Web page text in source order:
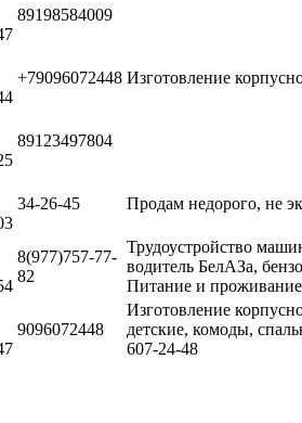
89198584009
+79096072448 Изготовление
89123497804
34-26-45 Продам недорого, не
8(977)757-77-
82
Трудоустройство
водитель БелАЗа,
Питание и
9096072448
Изготовление
детские, комоды,
607-24-48